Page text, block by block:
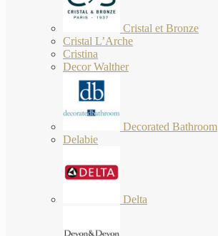
Cristal et Bronze
Cristal L’Arche
Cristina
Decor Walther
Decorated Bathroom
Delabie
Delta